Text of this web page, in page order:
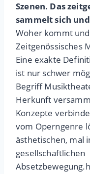
Szenen. Das
sammelt sich
Woher kommt
Zeitgenössisches
Eine exakte
ist nur schwer
Begriff
Herkunft
Konzepte
vom Operngenre
ästhetischen, mal
gesellschaftlichen